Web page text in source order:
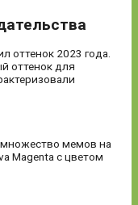
оттенок 2023 года.
оттенок для
множество мемов на
Magenta с цветом